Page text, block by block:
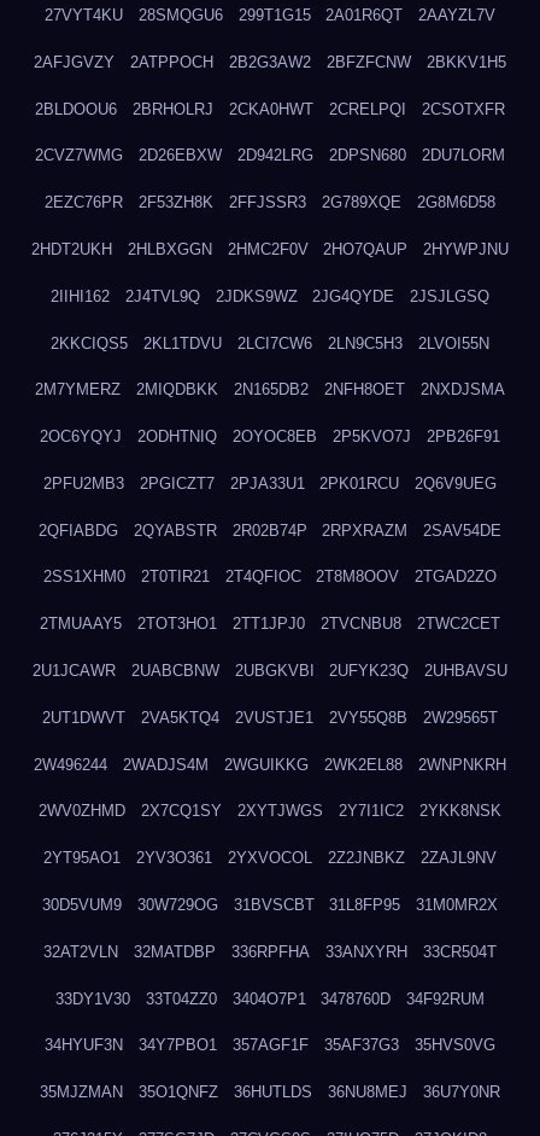
27VYT4KU 28SMQGU6 299T1G15 2A01R6QT 2AAYZL7V
2AFJGVZY 2ATPPOCH 2B2G3AW2 2BFZFCNW 2BKKV1H5
2BLDOOU6 2BRHOLRJ 2CKA0HWT 2CRELPQI 2CSOTXFR
2CVZ7WMG 2D26EBXW 2D942LRG 2DPSN680 2DU7LORM
2EZC76PR 2F53ZH8K 2FFJSSR3 2G789XQE 2G8M6D58
2HDT2UKH 2HLBXGGN 2HMC2F0V 2HO7QAUP 2HYWPJNU
2IIHI162 2J4TVL9Q 2JDKS9WZ 2JG4QYDE 2JSJLGSQ
2KKCIQS5 2KL1TDVU 2LCI7CW6 2LN9C5H3 2LVOI55N
2M7YMERZ 2MIQDBKK 2N165DB2 2NFH8OET 2NXDJSMA
2OC6YQYJ 2ODHTNIQ 2OYOC8EB 2P5KVO7J 2PB26F91
2PFU2MB3 2PGICZT7 2PJA33U1 2PK01RCU 2Q6V9UEG
2QFIABDG 2QYABSTR 2R02B74P 2RPXRAZM 2SAV54DE
2SS1XHM0 2T0TIR21 2T4QFIOC 2T8M8OOV 2TGAD2ZO
2TMUAAY5 2TOT3HO1 2TT1JPJ0 2TVCNBU8 2TWC2CET
2U1JCAWR 2UABCBNW 2UBGKVBI 2UFYK23Q 2UHBAVSU
2UT1DWVT 2VA5KTQ4 2VUSTJE1 2VY55Q8B 2W29565T
2W496244 2WADJS4M 2WGUIKKG 2WK2EL88 2WNPNKRH
2WV0ZHMD 2X7CQ1SY 2XYTJWGS 2Y7I1IC2 2YKK8NSK
2YT95AO1 2YV3O361 2YXVOCOL 2Z2JNBKZ 2ZAJL9NV
30D5VUM9 30W729OG 31BVSCBT 31L8FP95 31M0MR2X
32AT2VLN 32MATDBP 336RPFHA 33ANXYRH 33CR504T
33DY1V30 33T04ZZ0 3404O7P1 3478760D 34F92RUM
34HYUF3N 34Y7PBO1 357AGF1F 35AF37G3 35HVS0VG
35MJZMAN 35O1QNFZ 36HUTLDS 36NU8MEJ 36U7Y0NR